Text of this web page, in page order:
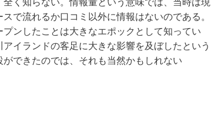
で流れるか口コミ以外に情報はないのである。
ンしたことは大きなエポックとして知ってい
イランドの客足に大きな影響を及ぼしたという
できたのでは、それも当然かもしれない